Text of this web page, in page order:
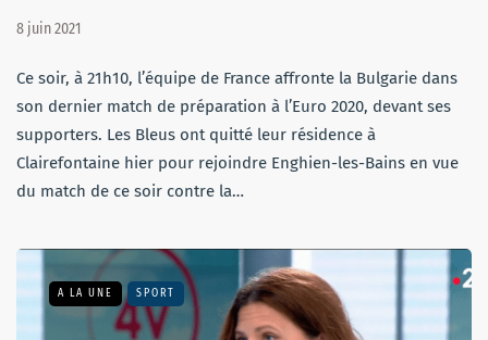
8 juin 2021
Ce soir, à 21h10, l’équipe de France affronte la Bulgarie dans
son dernier match de préparation à l’Euro 2020, devant ses
supporters. Les Bleus ont quitté leur résidence à
Clairefontaine hier pour rejoindre Enghien-les-Bains en vue
du match de ce soir contre la…
A LA UNE SPORT